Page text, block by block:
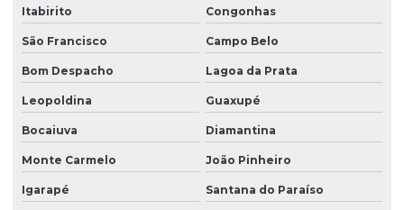
Itabirito Congonhas
São Francisco Campo Belo
Bom Despacho Lagoa da Prata
Leopoldina Guaxupé
Bocaiuva Diamantina
Monte Carmelo João Pinheiro
Igarapé Santana do Paraíso